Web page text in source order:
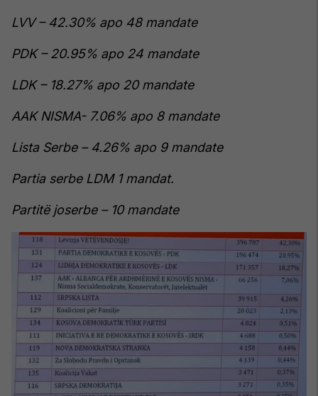
LVV – 42.30% apo 48 mandate
PDK – 20.95% apo 24 mandate
LDK – 18.27% apo 20 mandate
AAK NISMA- 7.06% apo 8 mandate
Lista Serbe – 4.26% apo 9 mandate
Partia serbe LDM 1 mandat.
Partitë joserbe – 10 mandate